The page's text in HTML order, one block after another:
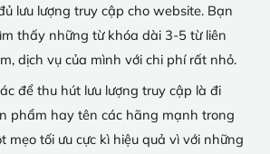
lưu lượng truy cập cho website. Bạn
thấy những từ khóa dài 3-5 từ liên
dịch vụ của mình với chi phí rất nhỏ.
để thu hút lưu lượng truy cập là đi
phẩm hay tên các hãng mạnh trong
mẹo tối ưu cực kì hiệu quả vì với những